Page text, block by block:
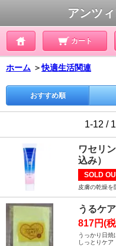
アンツ
カート
ホーム ＞快適生活関連
おすすめ順
1-12 /
ワセリ
込み）
SOLD
皮膚の乾燥を
うるケ
817円(
うっかり日焼
しっとりケア